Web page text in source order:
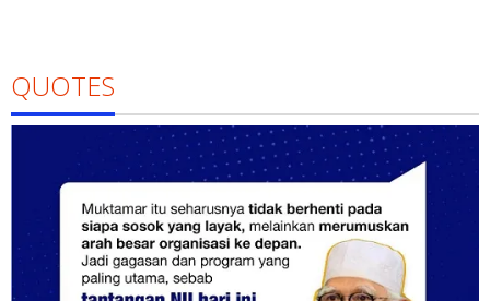
QUOTES